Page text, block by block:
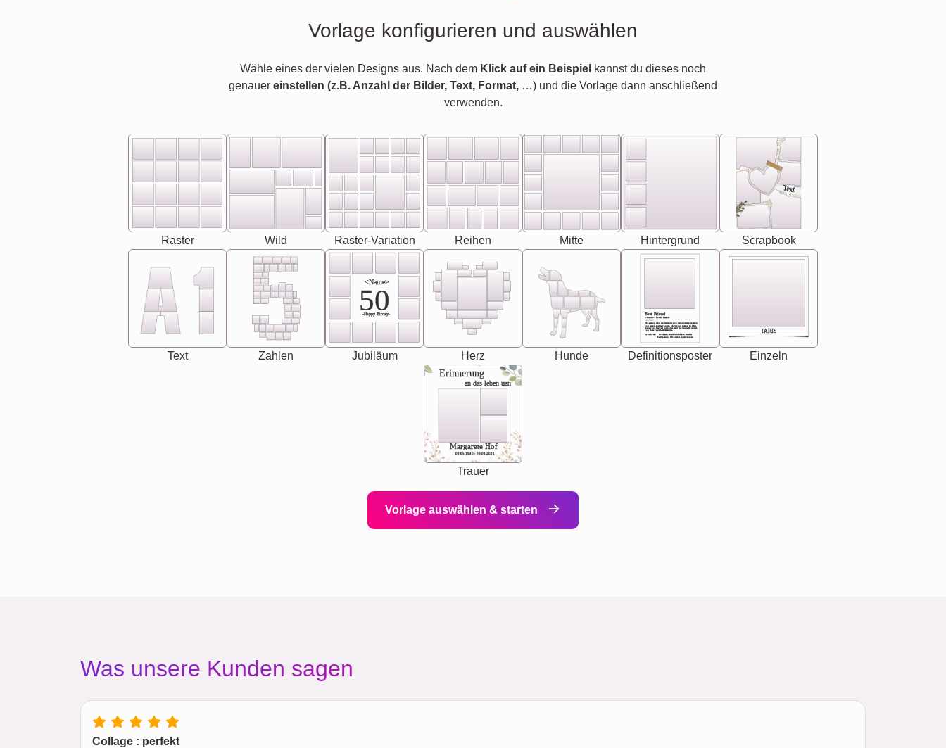
Vorlage konfigurieren und auswählen
Wähle eines der vielen Designs aus. Nach dem Klick auf ein Beispiel kannst du dieses noch
genauer einstellen (z.B. Anzahl der Bilder, Text, Format, …) und die Vorlage dann anschließend
verwenden.
Raster Wild Raster-Variation Reihen Mitte Hintergrund
Text
Scrapbook
Text Zahlen
<Name>
50
-Happy Birday-
Jubiläum Herz Hunde
Best Friend
[<NAME>] Noun, feminie
Synonyms: Soulmate, closet confidante, sister at
heart person, life partner in adventure.
The person who understands you without explanation
you accepts just as you are. She's your partner in life's,
chaos your biggest supporter, and the one with whom
you share your best memories.
Definitionsposter
PARIS
Einzeln
Erinnerung
an das leben uan
Margarete Hof
02.05.1940 - 08.04.2021
Trauer
Vorlage auswählen & starten
Was unsere Kunden sagen
Collage : perfekt